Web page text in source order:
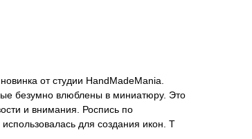
от студии HandMadeMania.
безумно влюблены в миниатюру. Это
и внимания. Роспись по
для создания икон. Т